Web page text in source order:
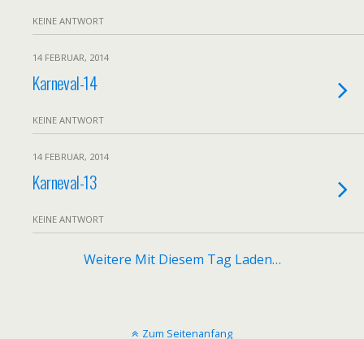
KEINE ANTWORT
14 FEBRUAR, 2014
Karneval-14
KEINE ANTWORT
14 FEBRUAR, 2014
Karneval-13
KEINE ANTWORT
Weitere Mit Diesem Tag Laden…
Zum Seitenanfang